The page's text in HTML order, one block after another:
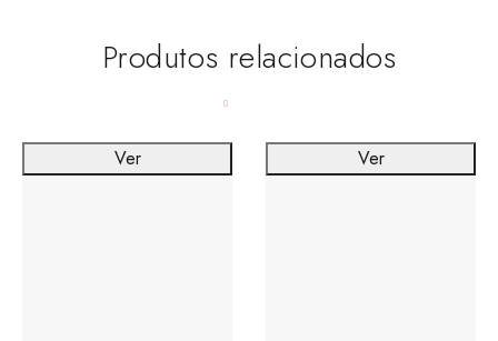
Produtos relacionados
Ver Ver